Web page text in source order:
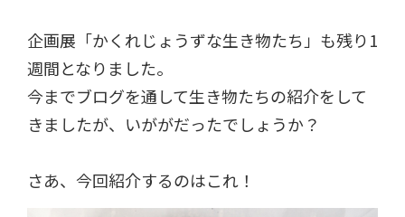
企画展「かくれじょうずな生き物たち」も残り1
週間となりました。
今までブログを通して生き物たちの紹介をして
きましたが、いががだったでしょうか？
さあ、今回紹介するのはこれ！